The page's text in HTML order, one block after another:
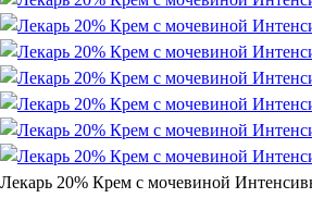
Лекарь 20% Крем с мочевиной